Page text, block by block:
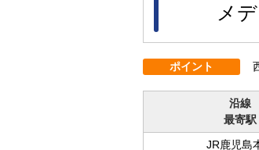
メ
ポイント
沿線
最寄駅
JR鹿児島